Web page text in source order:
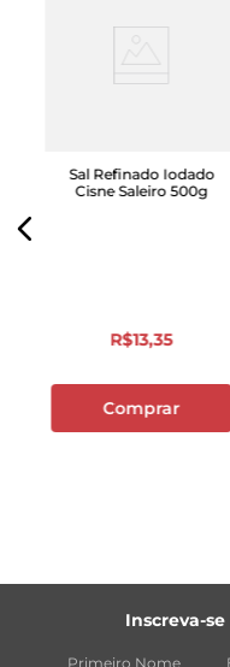
Sal Refinado Iodado
Cisne Saleiro 500g
R$13,35
Comprar
Inscreva-